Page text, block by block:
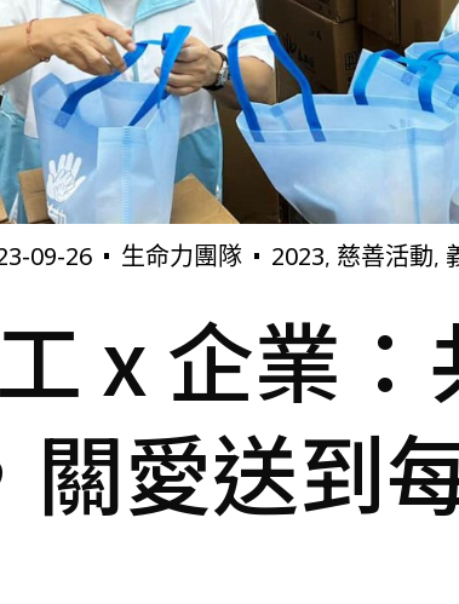
09-26 生命力團隊 2023, 慈善活動,
x 企業
關愛送到